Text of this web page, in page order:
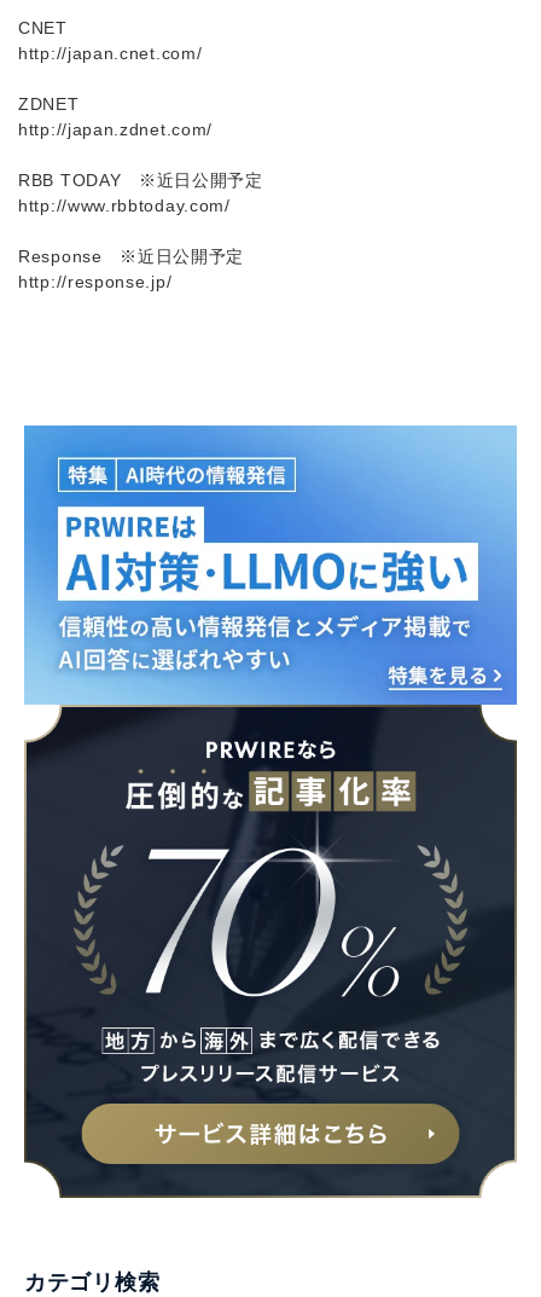
CNET
http://japan.cnet.com/
ZDNET
http://japan.zdnet.com/
RBB TODAY ※近日公開予定
http://www.rbbtoday.com/
Response ※近日公開予定
http://response.jp/
カテゴリ検索